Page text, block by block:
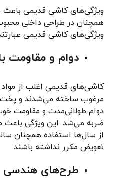
ویژگی‌های کاشی قدیمی
همچنان در طراحی داخلی
ویژگی‌های کاشی قدیمی
دوام و مقاومت
کاشی‌های قدیمی اغلب از
مرغوب ساخته می‌شدند و پخت
دوام طولانی‌مدت و مقاومت
ضربه می‌شد. این ویژگی
از سال‌ها استفاده همچنان
تعویض مکرر نداشته باشند.
طرح‌های هندسی